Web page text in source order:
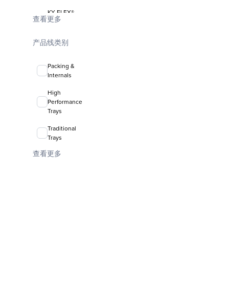
KY-FLEX®
liquid-liquid
media
random
packing
查看更多
产品线类别
Packing &
Internals
High
Performance
Trays
Traditional
Trays
Valve Trays
查看更多